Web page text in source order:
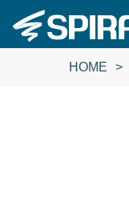
HOME